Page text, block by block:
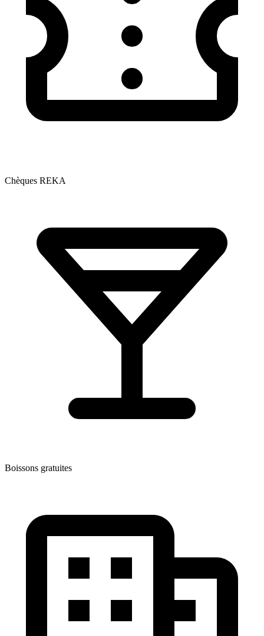
Chèques REKA
Boissons gratuites